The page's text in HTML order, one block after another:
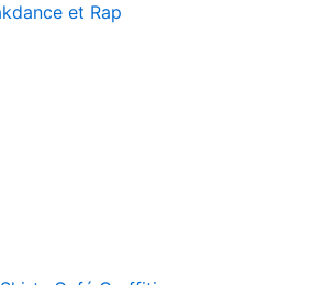
et Rap